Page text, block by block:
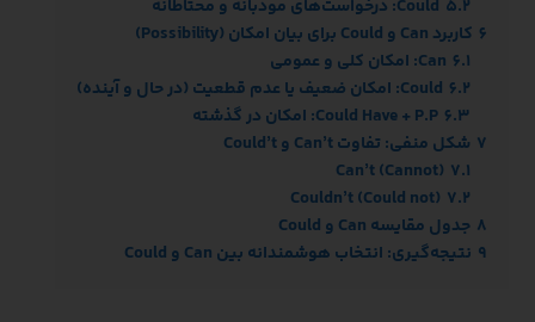
5.2 Could: درخواست‌های مودبانه و محتاطانه
6 کاربرد Can و Could برای بیان امکان (Possibility)
6.1 Can: امکان کلی و عمومی
6.2 Could: امکان ضعیف یا عدم قطعیت (در حال و آینده)
6.3 Could Have + P.P: امکان در گذشته
7 شکل منفی: تفاوت Can’t و Could’t
7.1
Can’t (Cannot)
7.2
Couldn’t (Could not)
8 جدول مقایسه Can و Could
9 نتیجه‌گیری: انتخاب هوشمندانه بین Can و Could